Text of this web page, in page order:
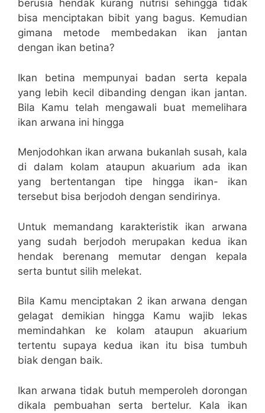
berusia hendak kurang nutrisi sehingga tidak
bisa menciptakan bibit yang bagus. Kemudian
gimana metode membedakan ikan jantan
dengan ikan betina?
Ikan betina mempunyai badan serta kepala
yang lebih kecil dibanding dengan ikan jantan.
Bila Kamu telah mengawali buat memelihara
ikan arwana ini hingga
Menjodohkan ikan arwana bukanlah susah, kala
di dalam kolam ataupun akuarium ada ikan
yang bertentangan tipe hingga ikan- ikan
tersebut bisa berjodoh dengan sendirinya.
Untuk memandang karakteristik ikan arwana
yang sudah berjodoh merupakan kedua ikan
hendak berenang memutar dengan kepala
serta buntut silih melekat.
Bila Kamu menciptakan 2 ikan arwana dengan
gelagat demikian hingga Kamu wajib lekas
memindahkan ke kolam ataupun akuarium
tertentu supaya kedua ikan itu bisa tumbuh
biak dengan baik.
Ikan arwana tidak butuh memperoleh dorongan
dikala pembuahan serta bertelur. Kala ikan